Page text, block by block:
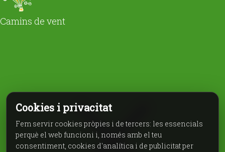
Camins de vent
Cookies i privacitat
Fem servir cookies pròpies i de tercers: les essencials
perquè el web funcioni i, només amb el teu
consentiment, cookies d'analítica i de publicitat per